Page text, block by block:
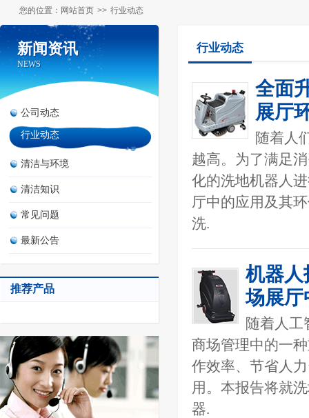
您的位置： 网站首页 >> 行业动态
新闻资讯
NEWS
新闻资讯
NEWS
公司动态
行业动态
清洁与环境
清洁知识
常见问题
最新公告
推荐产品
行业动态
全面
展厅
随着人
越高。为了满足
化的洗地机器人
厅中的应用及其
洗.
机器
场展厅
随着人工
商场管理中的一
作效率、节省人
用。本报告将就
器.